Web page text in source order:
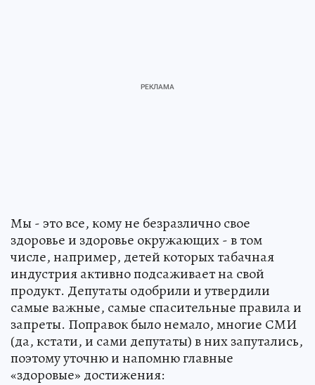
Мы - это все, кому не безразлично свое
здоровье и здоровье окружающих - в том
числе, например, детей которых табачная
индустрия активно подсаживает на свой
продукт. Депутаты одобрили и утвердили
самые важные, самые спасительные правила и
запреты. Поправок было немало, многие СМИ
(да, кстати, и сами депутаты) в них запутались,
поэтому уточню и напомню главные
«здоровые» достижения: